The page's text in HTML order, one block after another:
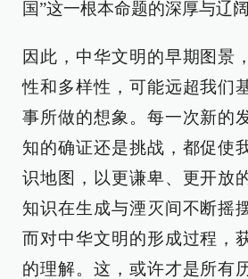
国”这一根本命题的深厚与辽阔
因此，中华文明的早期图景
性和多样性，可能远超我们
事所做的想象。每一次新的
知的确证还是挑战，都促使
识地图，以更谦卑、更开放
知识在生成与湮灭间不断摇
而对中华文明的形成过程，
的理解。这，或许才是所有